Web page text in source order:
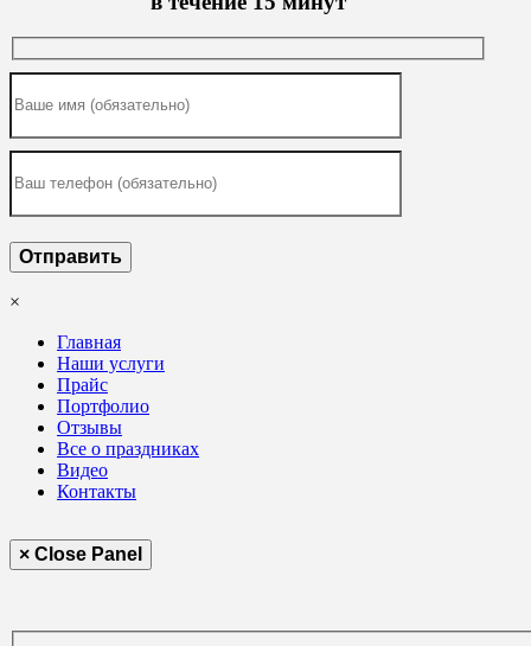
×
Главная
Наши услуги
Прайс
Портфолио
Отзывы
Все о праздниках
Видео
Контакты
× Close Panel